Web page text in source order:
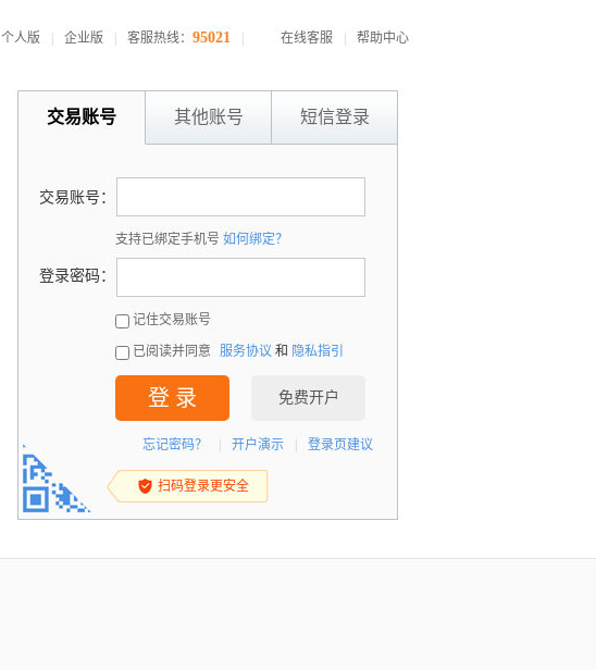
个人版 企业版 客服热线： 95021 在线客服 帮助中心
交易账号 其他账号 短信登录
交易账号：
支持已绑定手机号 如何绑定？
登录密码：
记住交易账号
已阅读并同意 服务协议 和 隐私指引
登 录 免费开户
忘记密码？ 开户演示 登录页建议
扫码登录更安全